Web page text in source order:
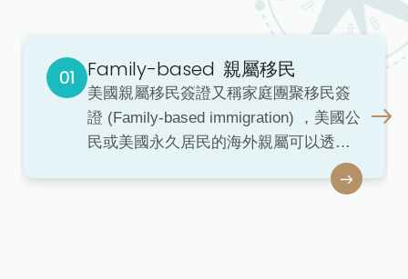
Family-based 親屬移民
美國親屬移民簽證又稱家庭團聚移民簽
證 (Family-based immigration) ，美國公
民或美國永久居民的海外親屬可以透過
親屬關係申請美國永久居民綠卡身分。
申請人Petitioner是美國公民或美國永久